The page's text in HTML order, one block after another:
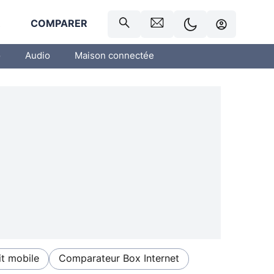
COMPARER
Audio Maison connectée
mobile Comparateur Box Internet